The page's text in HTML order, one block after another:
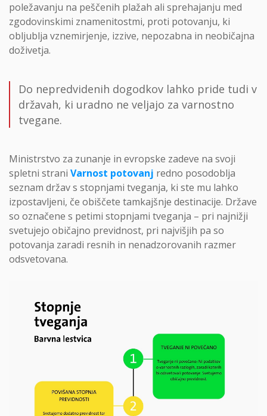
poležavanju na peščenih plažah ali sprehajanju med
zgodovinskimi znamenitostmi, proti potovanju, ki
obljublja vznemirjenje, izzive, nepozabna in neobičajna
doživetja.
Do nepredvidenih dogodkov lahko pride tudi v
državah, ki uradno ne veljajo za varnostno
tvegane.
Ministrstvo za zunanje in evropske zadeve na svoji
spletni strani Varnost potovanj redno posodoblja
seznam držav s stopnjami tveganja, ki ste mu lahko
izpostavljeni, če obiščete tamkajšnje destinacije. Države
so označene s petimi stopnjami tveganja – pri najnižji
svetujejo običajno previdnost, pri najvišjih pa so
potovanja zaradi resnih in nenadzorovanih razmer
odsvetovana.